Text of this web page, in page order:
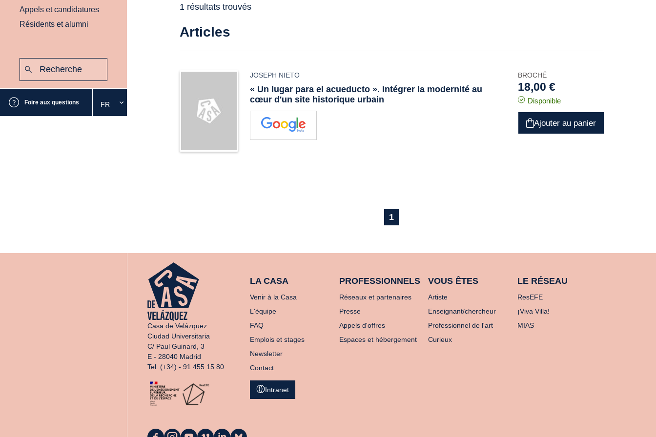
Appels et candidatures
Résidents et alumni
Foire aux questions
Sélectionnez
la
FR
1 résultats trouvés
Articles
JOSEPH NIETO
« Un lugar para el acueducto ». Intégrer la modernité au
cœur d'un site historique urbain
BROCHÉ
18,00 €
Disponible
Ajouter au panier
1
Casa de Velázquez
Ciudad Universitaria
C/ Paul Guinard, 3
E - 28040 Madrid
Tel. (+34) - 91 455 15 80
LA CASA
Venir à la Casa
L'équipe
FAQ
Emplois et stages
Newsletter
Contact
PROFESSIONNELS
Réseaux et partenaires
Presse
Appels d'offres
Espaces et hébergement
VOUS ÊTES
Artiste
Enseignant/chercheur
Professionnel de l'art
Curieux
LE RÉSEAU
ResEFE
¡Viva Villa!
MIAS
Intranet